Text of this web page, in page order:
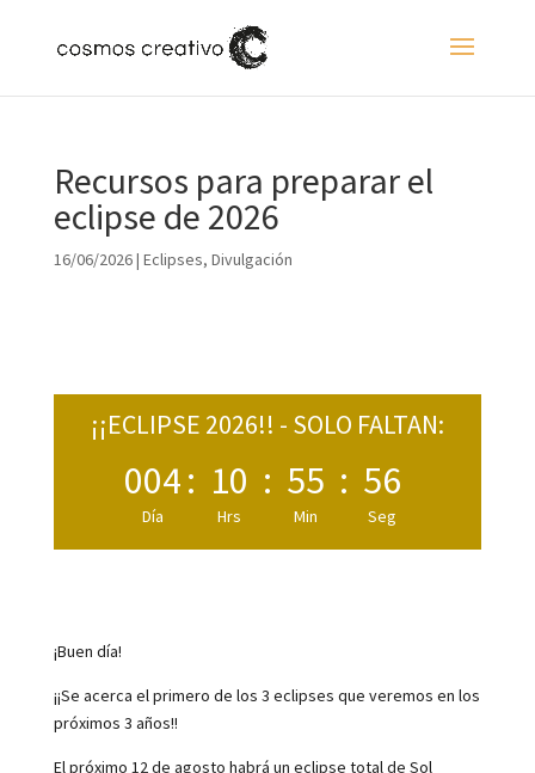
Recursos para preparar el
eclipse de 2026
16/06/2026| Eclipses, Divulgación
¡¡ECLIPSE 2026!! - SOLO FALTAN:
004
Día
: 10
Hrs
: 55
Min
: 55
Seg
¡Buen día!
¡¡Se acerca el primero de los 3 eclipses que veremos en los
próximos 3 años!!
El próximo 12 de agosto habrá un eclipse total de Sol